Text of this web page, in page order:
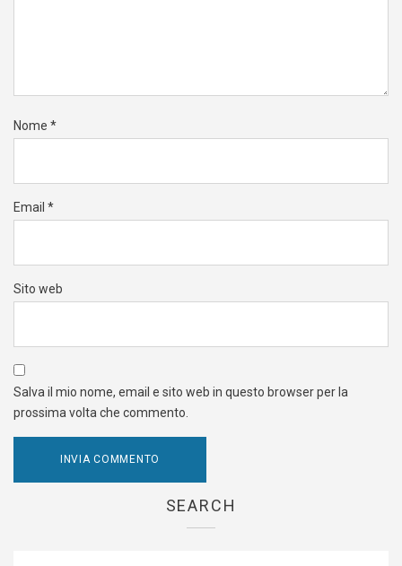
Nome *
Email *
Sito web
Salva il mio nome, email e sito web in questo browser per la
prossima volta che commento.
SEARCH